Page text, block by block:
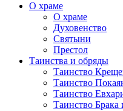
О храме
О храме
Духовенство
Святыни
Престол
Таинства и обряды
Таинство
Таинство
Таинство
Таинство Брака